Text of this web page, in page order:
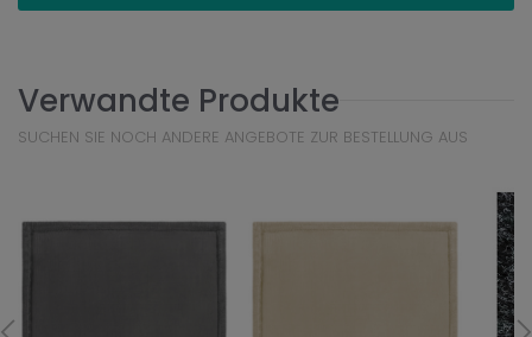
Verwandte Produkte
SUCHEN SIE NOCH ANDERE ANGEBOTE ZUR BESTELLUNG AUS